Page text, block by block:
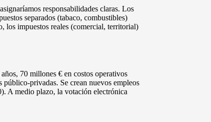
responsabilidades claras. Los
separados (tabaco, combustibles)
los impuestos reales (comercial, territorial)
70 millones € en costos operativos
privadas. Se crean nuevos empleos
A medio plazo, la votación electrónica